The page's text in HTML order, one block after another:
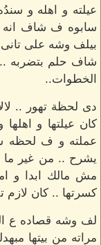
عيلته و اهله و
سابوه ف شاف
بيلف وشه على
شاف حلم بتضربه
الخطوات..
دى لحظة تهور ..
كان عيلتها و
عملته و ف لحظه
يشرح .. من غير ما
مش مالك ابدا و
كسرتها .. كان
لف وشه قصاده ع
مراته من بيتها